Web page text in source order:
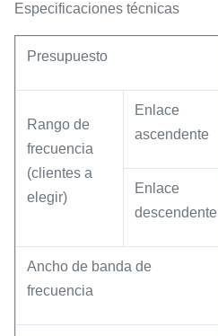
Especificaciones técnicas
Presupuesto
Rango de
frecuencia
(clientes a
elegir)
Enlace
ascendente
Enlace
descendente
Ancho de banda de
frecuencia